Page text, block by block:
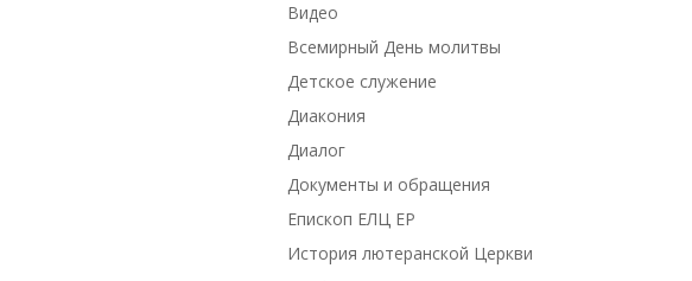
Видео
Всемирный День молитвы
Детское служение
Диакония
Диалог
Документы и обращения
Епископ ЕЛЦ ЕР
История лютеранской Церкви